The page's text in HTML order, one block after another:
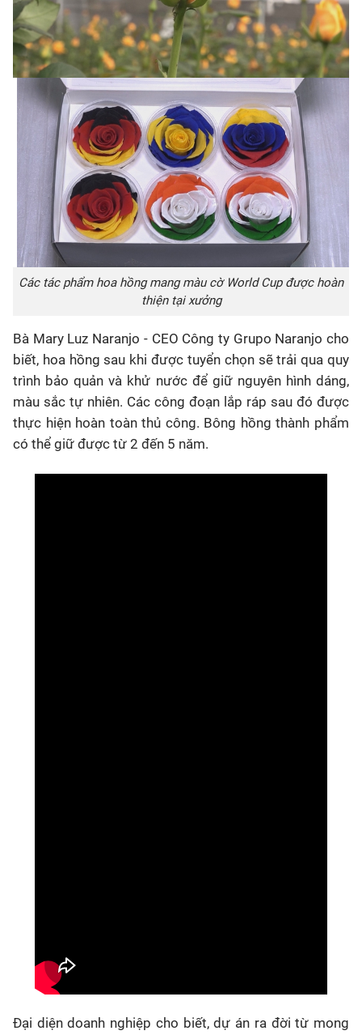
Các tác phẩm hoa hồng mang màu cờ World Cup được hoàn
thiện tại xưởng
Bà Mary Luz Naranjo - CEO Công ty Grupo Naranjo cho
biết, hoa hồng sau khi được tuyển chọn sẽ trải qua quy
trình bảo quản và khử nước để giữ nguyên hình dáng,
màu sắc tự nhiên. Các công đoạn lắp ráp sau đó được
thực hiện hoàn toàn thủ công. Bông hồng thành phẩm
có thể giữ được từ 2 đến 5 năm.
Đại diện doanh nghiệp cho biết, dự án ra đời từ mong